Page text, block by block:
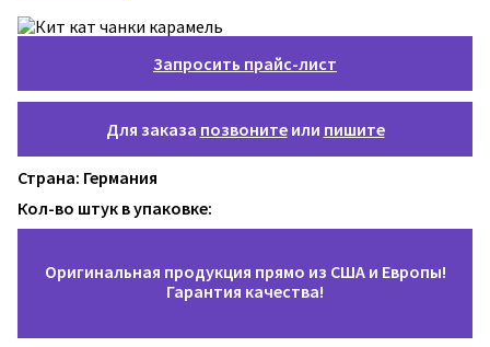
Запросить прайс-лист
Для заказа позвонитеили пишите
Страна: Германия
Кол-во штук в упаковке:
Оригинальная продукция прямо из США и Европы!
Гарантия качества!